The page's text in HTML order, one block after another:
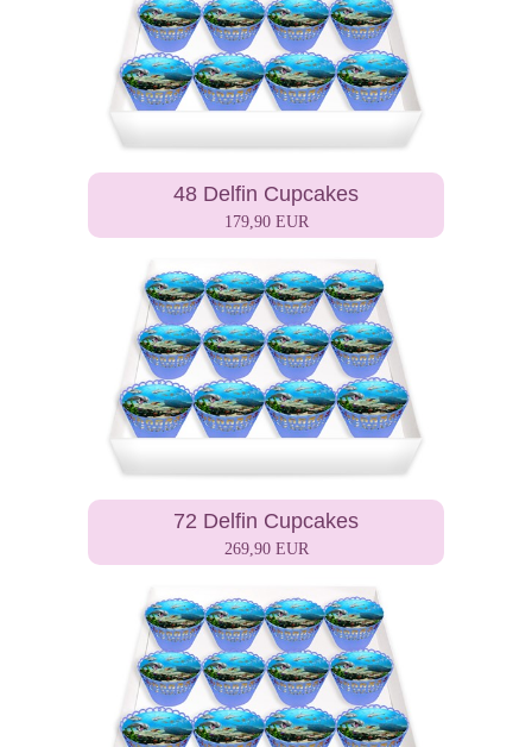
48 Delfin Cupcakes
179,90 EUR
72 Delfin Cupcakes
269,90 EUR